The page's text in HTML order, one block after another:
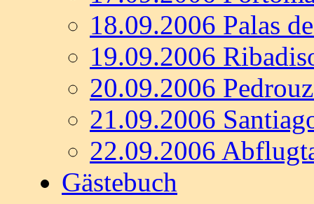
18.09.2006 Palas
19.09.2006
20.09.2006
21.09.2006
22.09.2006
Gästebuch